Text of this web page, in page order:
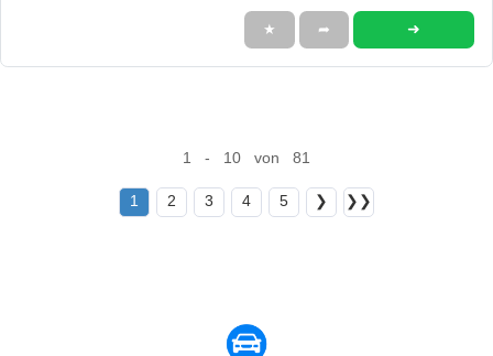
★ ➦ ➜
1 - 10 von 81
1 2 3 4 5 ❯ ❯❯